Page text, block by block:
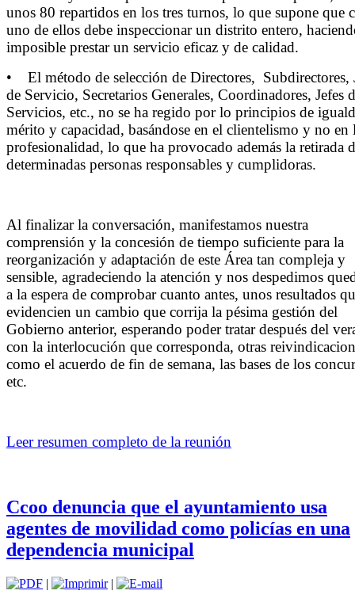
unos 80 repartidos en los tres turnos, lo que supone que
uno de ellos debe inspeccionar un distrito entero,
imposible prestar un servicio eficaz y de calidad.
• El método de selección de Directores, Subdirectores,
de Servicio, Secretarios Generales, Coordinadores, Jefes
Servicios, etc., no se ha regido por lo principios de
mérito y capacidad, basándose en el clientelismo y no en
profesionalidad, lo que ha provocado además la retirada
determinadas personas responsables y cumplidoras.
Al finalizar la conversación, manifestamos nuestra
comprensión y la concesión de tiempo suficiente para la
reorganización y adaptación de este Área tan compleja y
sensible, agradeciendo la atención y nos despedimos
a la espera de comprobar cuanto antes, unos resultados
evidencien un cambio que corrija la pésima gestión del
Gobierno anterior, esperando poder tratar después del
con la interlocución que corresponda, otras
como el acuerdo de fin de semana, las bases de los
etc.
Leer resumen completo de la reunión
Ccoo denuncia que el ayuntamiento usa
agentes de movilidad como policías en una
dependencia municipal
| |